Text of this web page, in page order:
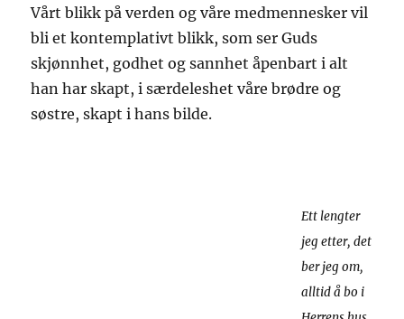
Vårt blikk på verden og våre medmennesker vil
bli et kontemplativt blikk, som ser Guds
skjønnhet, godhet og sannhet åpenbart i alt
han har skapt, i særdeleshet våre brødre og
søstre, skapt i hans bilde.
Ett lengter
jeg etter, det
ber jeg om,
alltid å bo i